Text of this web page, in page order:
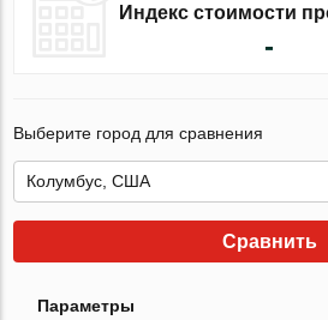
Индекс стоимости
-
Выберите город для сравнения
Сравнить
Параметры